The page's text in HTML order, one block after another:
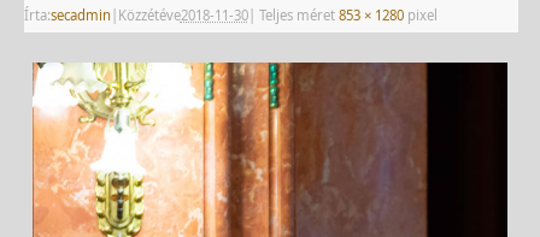
Írta:secadmin | Közzétéve2018-11-30| Teljes méret 853 × 1280pixel